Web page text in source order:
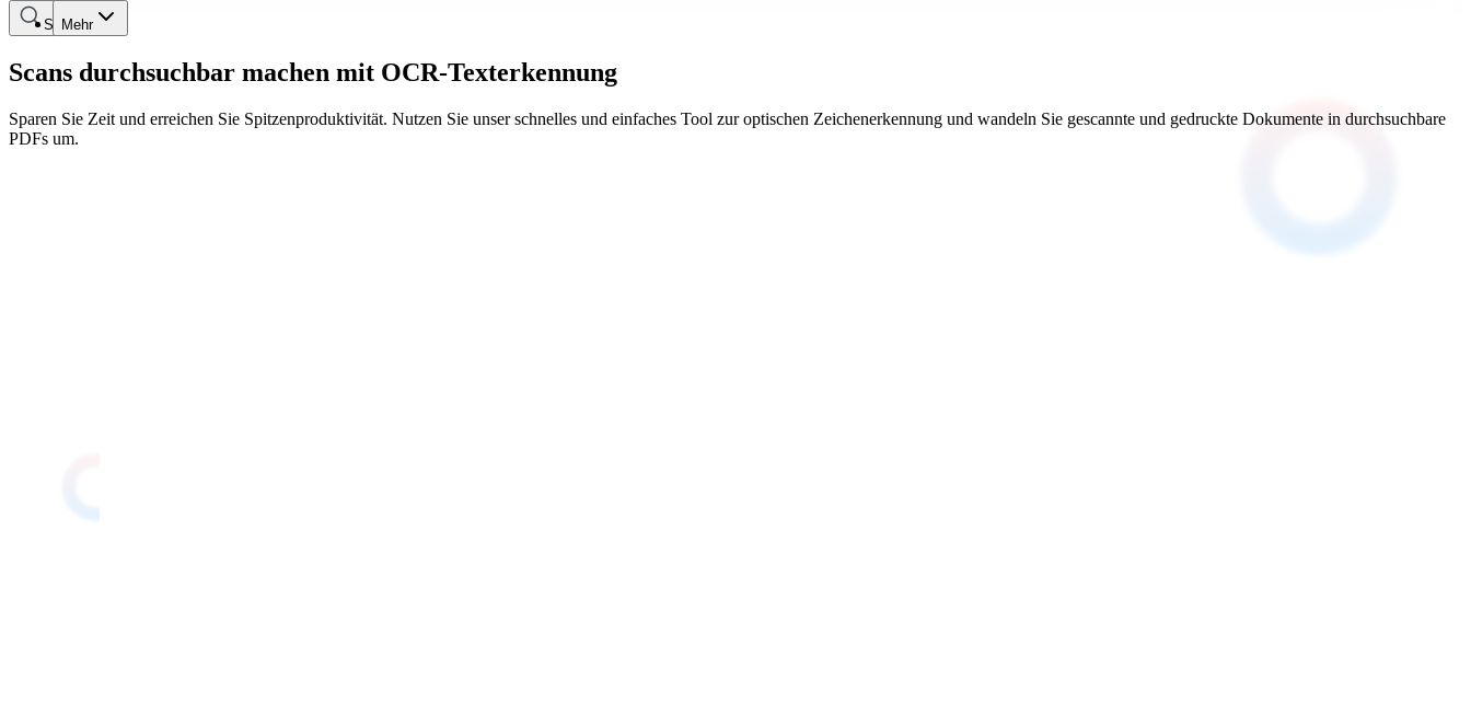
Mehr
Suche
Scans durchsuchbar machen mit OCR-Texterkennung
Sparen Sie Zeit und erreichen Sie Spitzenproduktivität. Nutzen Sie unser schnelles und einfaches Tool zur optischen Zeichenerkennung und wandeln Sie gescannte und gedruckte Dokumente in durchsuchbare
PDFs um.